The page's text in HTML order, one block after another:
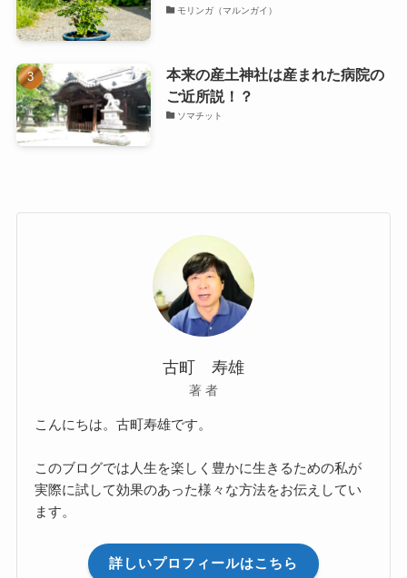
モリンガ（マルンガイ）
本来の産土神社は産まれた病院の
ご近所説！？
ソマチット
古町 寿雄
著 者
こんにちは。古町寿雄です。
このブログでは人生を楽しく豊かに生きるための私が
実際に試して効果のあった様々な方法をお伝えしてい
ます。
詳しいプロフィールはこちら